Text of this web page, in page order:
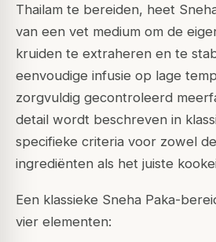
Thailam te bereiden, heet
van een vet medium om de
kruiden te extraheren en te
eenvoudige infusie op lage
zorgvuldig gecontroleerd
detail wordt beschreven in
specifieke criteria voor zowel
ingrediënten als het juiste
Een klassieke Sneha Paka-
vier elementen: